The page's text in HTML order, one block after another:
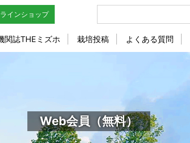
インショップ
関誌THEミズホ 栽培投稿 よくある質問
Web会員（無料）